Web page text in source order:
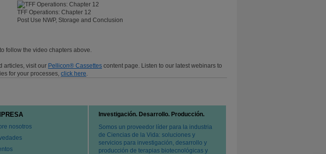
TFF Operations: Chapter 12
Post Use NWP, Storage and Conclusion
to follow the video chapters above.
articles, visit our Pellicon® Cassettes content page. Listen to our latest webinars to
for your processes, click here.
nosotros
Investigación. Desarrollo. Producción.
Somos un proveedor líder para la industria
de Ciencias de la Vida: soluciones y
servicios para investigación, desarrollo y
producción de terapias biotecnológicas y